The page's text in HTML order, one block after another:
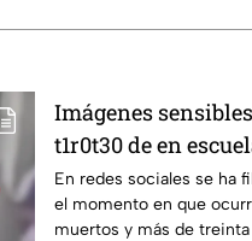
Imágenes
t1r0t30 de en
mu3rt0s y más de
ocurrió la m4s4cr3
En redes sociales se ha
el momento en que
muertos y más de